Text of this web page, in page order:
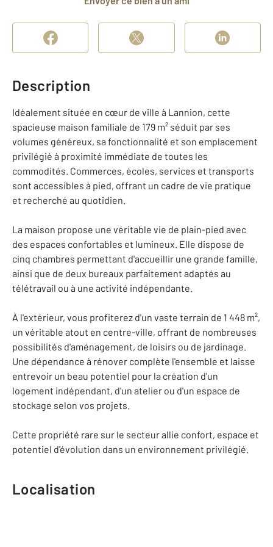
Description
Idéalement située en cœur de ville à Lannion, cette
spacieuse maison familiale de 179 m² séduit par ses
volumes généreux, sa fonctionnalité et son emplacement
privilégié à proximité immédiate de toutes les
commodités. Commerces, écoles, services et transports
sont accessibles à pied, offrant un cadre de vie pratique
et recherché au quotidien.
La maison propose une véritable vie de plain-pied avec
des espaces confortables et lumineux. Elle dispose de
cinq chambres permettant d'accueillir une grande famille,
ainsi que de deux bureaux parfaitement adaptés au
télétravail ou à une activité indépendante.
À l'extérieur, vous profiterez d'un vaste terrain de 1 448 m²,
un véritable atout en centre-ville, offrant de nombreuses
possibilités d'aménagement, de loisirs ou de jardinage.
Une dépendance à rénover complète l'ensemble et laisse
entrevoir un beau potentiel pour la création d'un
logement indépendant, d'un atelier ou d'un espace de
stockage selon vos projets.
Cette propriété rare sur le secteur allie confort, espace et
potentiel d'évolution dans un environnement privilégié.
Localisation